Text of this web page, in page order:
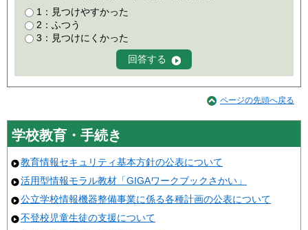
1：見つけやすかった
2：ふつう
3：見つけにくかった
ページの先頭へ戻る
学校教育・手続き
教育情報セキュリティ基本方針の公表について
活用型情報モラル教材「GIGAワークブックさかい」
公立学校情報機器整備事業に係る各種計画の公表について
不登校児童生徒の支援について